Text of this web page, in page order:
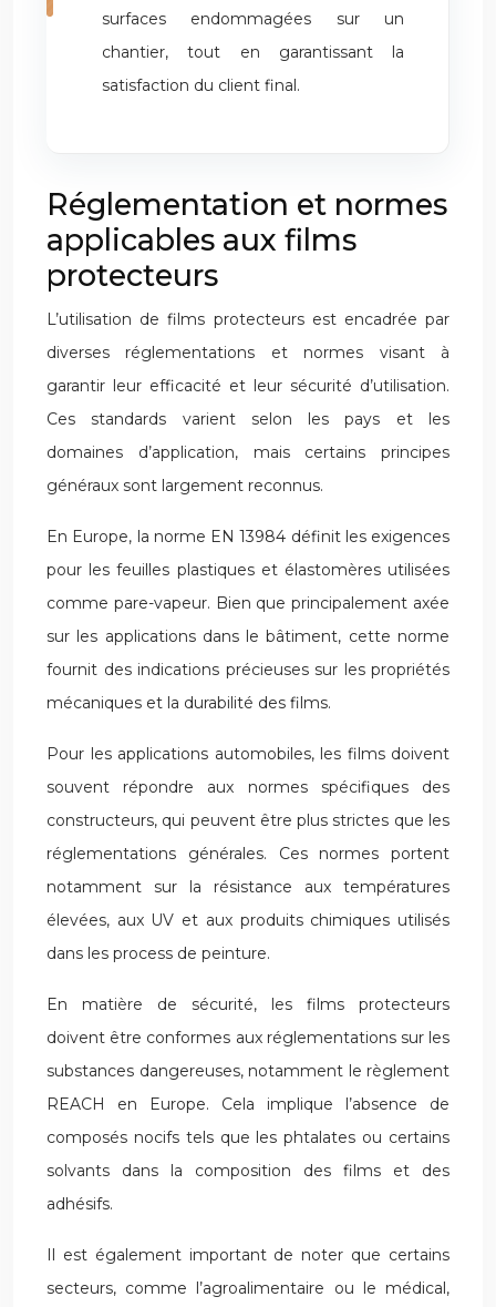
surfaces endommagées sur un
chantier, tout en garantissant la
satisfaction du client final.
Réglementation et normes
applicables aux films
protecteurs
L’utilisation de films protecteurs est encadrée par
diverses réglementations et normes visant à
garantir leur efficacité et leur sécurité d’utilisation.
Ces standards varient selon les pays et les
domaines d’application, mais certains principes
généraux sont largement reconnus.
En Europe, la norme EN 13984 définit les exigences
pour les feuilles plastiques et élastomères utilisées
comme pare-vapeur. Bien que principalement axée
sur les applications dans le bâtiment, cette norme
fournit des indications précieuses sur les propriétés
mécaniques et la durabilité des films.
Pour les applications automobiles, les films doivent
souvent répondre aux normes spécifiques des
constructeurs, qui peuvent être plus strictes que les
réglementations générales. Ces normes portent
notamment sur la résistance aux températures
élevées, aux UV et aux produits chimiques utilisés
dans les process de peinture.
En matière de sécurité, les films protecteurs
doivent être conformes aux réglementations sur les
substances dangereuses, notamment le règlement
REACH en Europe. Cela implique l’absence de
composés nocifs tels que les phtalates ou certains
solvants dans la composition des films et des
adhésifs.
Il est également important de noter que certains
secteurs, comme l’agroalimentaire ou le médical,